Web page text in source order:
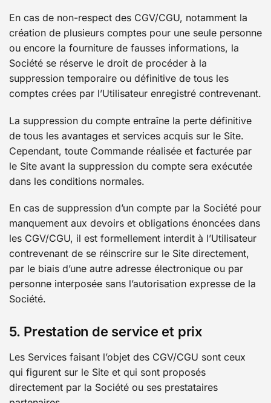
En cas de non-respect des CGV/CGU, notamment la
création de plusieurs comptes pour une seule personne
ou encore la fourniture de fausses informations, la
Société se réserve le droit de procéder à la
suppression temporaire ou définitive de tous les
comptes crées par l’Utilisateur enregistré contrevenant.
La suppression du compte entraîne la perte définitive
de tous les avantages et services acquis sur le Site.
Cependant, toute Commande réalisée et facturée par
le Site avant la suppression du compte sera exécutée
dans les conditions normales.
En cas de suppression d’un compte par la Société pour
manquement aux devoirs et obligations énoncées dans
les CGV/CGU, il est formellement interdit à l’Utilisateur
contrevenant de se réinscrire sur le Site directement,
par le biais d’une autre adresse électronique ou par
personne interposée sans l’autorisation expresse de la
Société.
5. Prestation de service et prix
Les Services faisant l’objet des CGV/CGU sont ceux
qui figurent sur le Site et qui sont proposés
directement par la Société ou ses prestataires